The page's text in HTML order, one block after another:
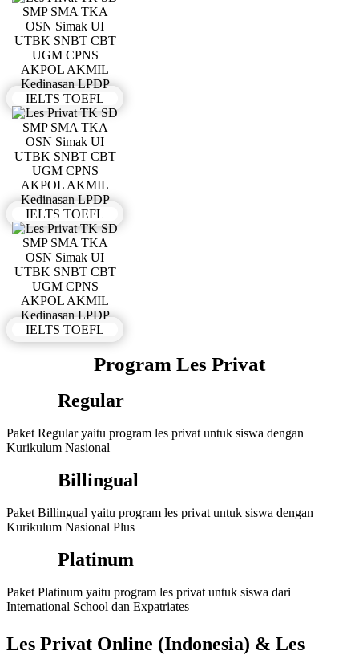
Program Les Privat
Regular
Paket Regular yaitu program les privat untuk siswa dengan
Kurikulum Nasional
Billingual
Paket Billingual yaitu program les privat untuk siswa dengan
Kurikulum Nasional Plus
Platinum
Paket Platinum yaitu program les privat untuk siswa dari
International School dan Expatriates
Les Privat Online (Indonesia) & Les